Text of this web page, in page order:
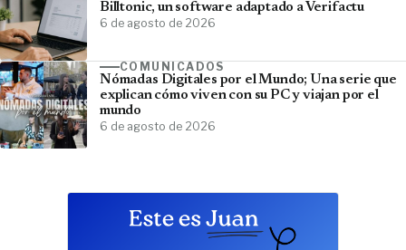
Billtonic, un software adaptado a Verifactu
6 de agosto de 2026
COMUNICADOS
Nómadas Digitales por el Mundo; Una serie que
explican cómo viven con su PC y viajan por el
mundo
6 de agosto de 2026